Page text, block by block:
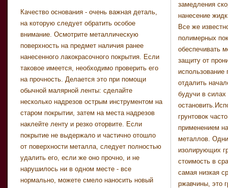
Качество основания - очень важная деталь,
на которую следует обратить особое
внимание. Осмотрите металлическую
поверхность на предмет наличия ранее
нанесенного лакокрасочного покрытия. Если
таковое имеется, необходимо проверить его
на прочность. Делается это при помощи
обычной малярной ленты: сделайте
несколько надрезов острым инструментом на
старом покрытии, затем на места надрезов
наклейте ленту и резко оторвите. Если
покрытие не выдержало и частично отошло
от поверхности металла, следует полностью
удалить его, если же оно прочно, и не
нарушилось ни в одном месте - все
нормально, можете смело наносить новый
замедления
нанесение
Все же
полимерных
обеспечивать
защиту от
использование
отдалить
будучи в силах
грунтовок
применением
металлов.
изолирующих
стоимость в
самая низкая
ржавчины, это
на
валиком или
внимательно
рекомендации
количество
лакокрасочного материала, то
способности
поверхность с
делать этот
невидимым.
показатель -
меньше эта
будет
закрашивания